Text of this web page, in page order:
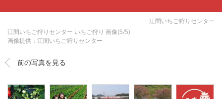
江間いちご狩りセンター
江間いちご狩りセンター いちご狩り 画像(5/5)
画像提供：江間いちご狩りセンター
前の写真を見る